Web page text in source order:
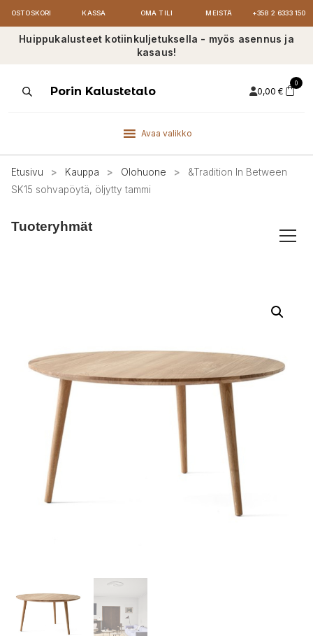
OSTOSKORI KASSA OMA TILI MEISTÄ +358 2 6333 150
Huippukalusteet kotiinkuljetuksella - myös asennus ja
kasaus!
ProductsPorin Kalustetalo 0,00 €
0
Avaa valikko
Etusivu > Kauppa > Olohuone >
&Tradition In Between
SK15 sohvapöytä, öljytty tammi
Tuoteryhmät